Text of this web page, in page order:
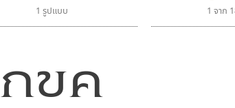
1 รูปแบบ 1 จาก
กขค